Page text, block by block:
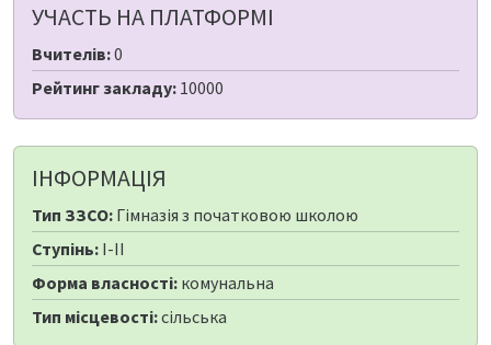
УЧАСТЬ НА ПЛАТФОРМІ
Вчителів:0
Рейтинг закладу: 10000
ІНФОРМАЦІЯ
Тип ЗЗСО: Гімназія з початковою школою
Ступінь: I-II
Форма власності: комунальна
Тип місцевості:сільська